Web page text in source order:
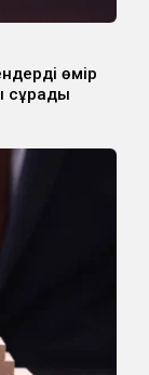
өмір
сұрады